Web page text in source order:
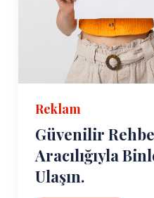
Reklam
Güvenilir
Aracılığıyla
Ulaşın.